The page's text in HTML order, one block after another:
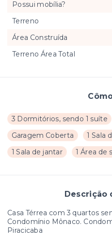
3 Dormitórios, sendo 1 suíte
Garagem Coberta
1 Sala
1 Sala de jantar
1 Área de
Descrição
Casa Térrea com 3 quartos
Condomínio Mônaco.
Piracicaba
Possui mobília?
Terreno
Área Construída
Terreno Área Total